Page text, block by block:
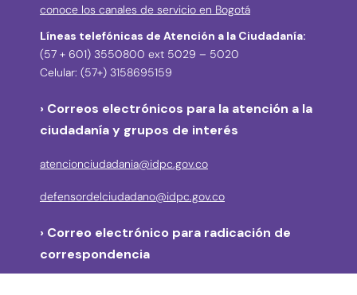
conoce los canales de servicio en Bogotá
Líneas telefónicas de Atención a la Ciudadanía:
(57 + 601) 3550800 ext 5029 – 5020
Celular: (57+) 3158695159
› Correos electrónicos para la atención a la
ciudadanía y grupos de interés
atencionciudadania@idpc.gov.co
defensordelciudadano@idpc.gov.co
› Correo electrónico para radicación de
correspondencia